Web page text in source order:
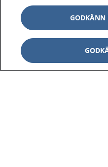
1177 på flera språk
Om 1177
Kontakt
GODKÄNN